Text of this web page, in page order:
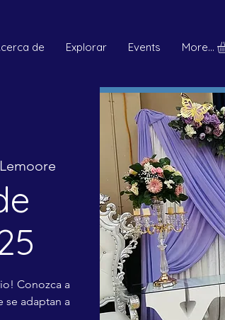
de Explorar Events More...
Conozca a
se adaptan a